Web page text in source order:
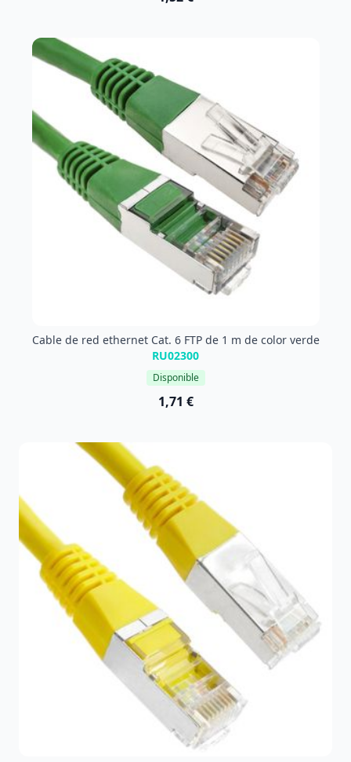
Cable de red ethernet Cat. 6 FTP de 1 m de color verde
RU02300
Disponible
1,71 €